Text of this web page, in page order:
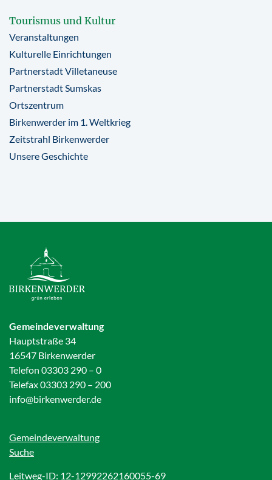
Tourismus und Kultur
Veranstaltungen
Kulturelle Einrichtungen
Partnerstadt Villetaneuse
Partnerstadt Sumskas
Ortszentrum
Birkenwerder im 1. Weltkrieg
Zeitstrahl Birkenwerder
Unsere Geschichte
Gemeindeverwaltung
Hauptstraße 34
16547 Birkenwerder
Telefon 03303 290 – 0
Telefax 03303 290 – 200
info@birkenwerder.de
Gemeindeverwaltung
Suche
Leitweg-ID: 12-12992262160055-69